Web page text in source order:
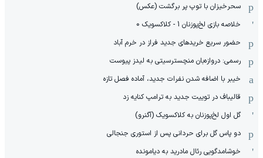
سحرخیزان با توپ پر برگشت (عکس)
خلاصه بازی لخ‌پوزنان 1 - کلاکسویک 0
حضور سریع خریدهای جدید فراز در خرم آباد
رسمی: دروازه‌بان منچسترسیتی به لیدز پیوست
خیبر با اضافه شدن نفرات جدید، آماده فصل تازه
قالیباف در توییت جدید به ترامپ کنایه زد
گل اول لخ‌پوزنان به کلاکسویک (آگنرو)
دو پاس گل برای حردانی پس از استوری جنجالی
خوشامدگویی رئال مادرید به دیامونده